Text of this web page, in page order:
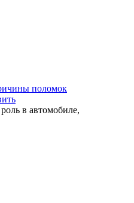
поломок
в автомобиле,